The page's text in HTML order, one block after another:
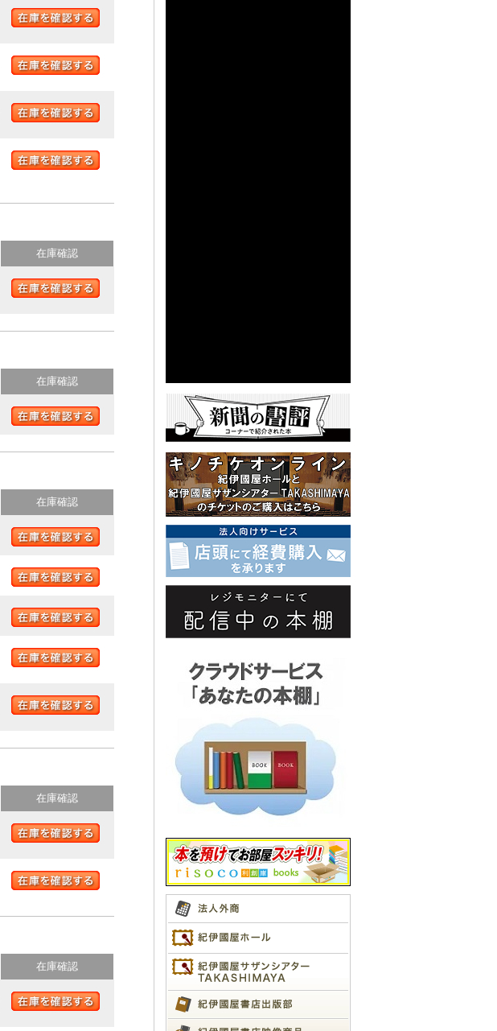
在庫確認
在庫確認
在庫確認
在庫確認
在庫確認